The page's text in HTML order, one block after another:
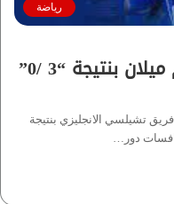
رياضة
إثارة رهيبة.. تشيلسي يهزم ميلان بنتيجة “3 /0”
تشيلسي الانجليزي بنتيجة